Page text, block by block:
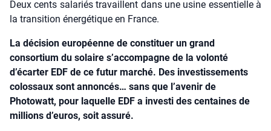
Deux cents salariés travaillent dans une usine essentielle à
la transition énergétique en France.
La décision européenne de constituer un grand
consortium du solaire s’accompagne de la volonté
d’écarter EDF de ce futur marché. Des investissements
colossaux sont annoncés… sans que l’avenir de
Photowatt, pour laquelle EDF a investi des centaines de
millions d’euros, soit assuré.